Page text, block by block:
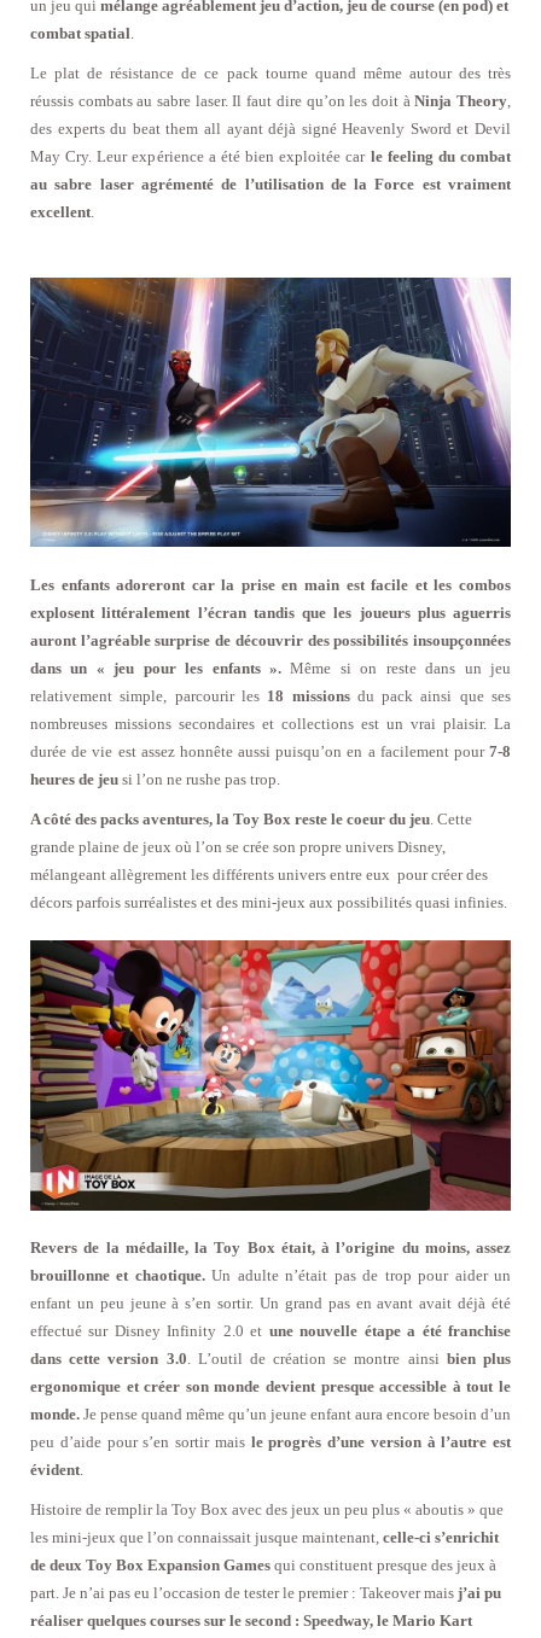
un jeu qui mélange agréablement jeu d’action, jeu de course (en pod) et
combat spatial
Le plat de résistance de ce pack tourne quand même autour des très
réussis combats au sabre laser. Il faut dire qu’on les doit àNinja Theory
des experts du beat them all ayant déjà signé Heavenly Sword et Devil
May Cry. Leur expérience a été bien exploitée car le feeling du combat
au sabre laser agrémenté de l’utilisation de la Force est vraiment
excellent
Les enfants adoreront car la prise en main est facile et les combos
explosent littéralement l’écran tandis que les joueurs plus aguerris
auront l’agréable surprise de découvrir des possibilités insoupçonnées
dans un « jeu pour les enfants ». Même si on reste dans un jeu
relativement simple, parcourir les 18 missionsdu pack ainsi que ses
nombreuses missions secondaires et collections est un vrai plaisir. La
durée de vie est assez honnête aussi puisqu’on en a facilement pour 7-8
heures de jeu si l’on ne rushe pas trop.
A côté des packs aventures, la Toy Box reste le coeur du jeu. Cette
grande plaine de jeux où l’on se crée son propre univers Disney,
mélangeant allègrement les différents univers entre eux pour créer des
décors parfois surréalistes et des mini-jeux aux possibilités quasi infinies.
Revers de la médaille, la Toy Box était, à l’origine du moins, assez
brouillonne et chaotique.Un adulte n’était pas de trop pour aider un
enfant un peu jeune à s’en sortir. Un grand pas en avant avait déjà été
effectué sur Disney Infinity 2.0 et une nouvelle étape a été franchise
dans cette version 3.0. L’outil de création se montre ainsi bien plus
ergonomique et créer son monde devient presque accessible à tout le
monde. Je pense quand même qu’un jeune enfant aura encore besoin d’un
peu d’aide pour s’en sortir mais le progrès d’une version à l’autre est
évident.
Histoire de remplir la Toy Box avec des jeux un peu plus « aboutis » que
les mini-jeux que l’on connaissait jusque maintenant, celle-ci s’enrichit
de deux Toy Box Expansion Games qui constituent presque des jeux à
part. Je n’ai pas eu l’occasion de tester le premier : Takeover mais j’ai pu
réaliser quelques courses sur le second : Speedway, le Mario Kart